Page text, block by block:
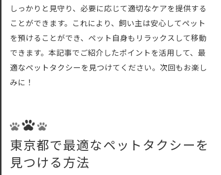
しっかりと見守り、必要に応じて適切なケアを提供する
ことができます。これにより、飼い主は安心してペット
を預けることができ、ペット自身もリラックスして移動
できます。本記事でご紹介したポイントを活用して、最
適なペットタクシーを見つけてください。次回もお楽し
みに！
東京都で最適なペットタクシーを
見つける方法